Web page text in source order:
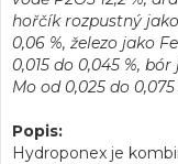
hořčík rozpustný
0,06 %, železo jako
0,015 do 0,045 %,
Mo od 0,025 do 0,075
Popis:
Hydroponex je